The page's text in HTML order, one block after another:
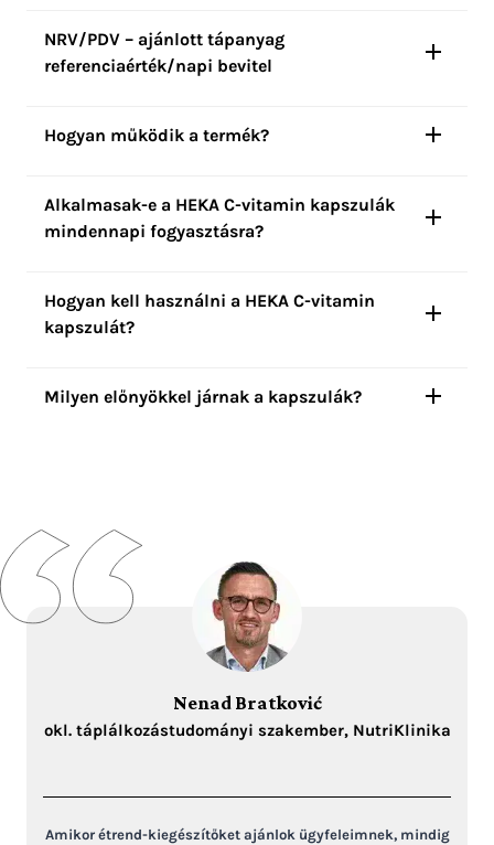
NRV/PDV – ajánlott tápanyag
referenciaérték/napi bevitel
Hogyan működik a termék?
Alkalmasak-e a HEKA C-vitamin kapszulák
mindennapi fogyasztásra?
Hogyan kell használni a HEKA C-vitamin
kapszulát?
Milyen előnyökkel járnak a kapszulák?
Nenad Bratković
okl. táplálkozástudományi szakember, NutriKlinika
Amikor étrend-kiegészítőket ajánlok ügyfeleimnek, mindig